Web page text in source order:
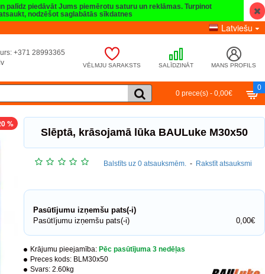
palīdz piedāvāt Jums piemērotu saturu un reklāmas. Turpinot
nodzēšot saglabātās sīkdatnes
Latviešu
+371 28993365
VĒLMJU SARAKSTS SALĪDZINĀT MANS PROFILS
0 prece(s) - 0,00€
0
%
Slēptā, krāsojamā lūka BAULuke M30x50
Krājumu pieejamība: Pēc pasūtījuma 3 nedēļas
Preces kods: BLM30x50
Svars: 2.60kg
Balstīts uz 0 atsauksmēm. - Rakstīt atsauksmi
Pasūtījumu izņemšu pats(-i)
Pasūtījumu izņemšu pats(-i)
0,00€